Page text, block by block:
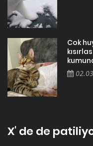
Cok
X' de de